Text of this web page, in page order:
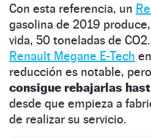
Con esta referencia, un
gasolina de 2019
vida, 50 toneladas de
Renault Megane E-Tech
reducción es notable,
consigue rebajarlas
desde que empieza a
de realizar su servicio.